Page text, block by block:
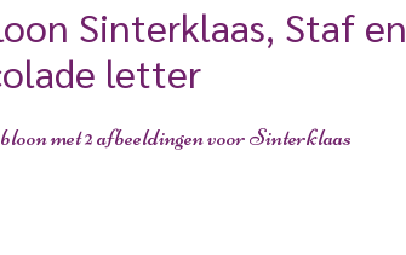
Sinterklaas, Staf en
letter
met 2 afbeeldingen voor Sinterklaas